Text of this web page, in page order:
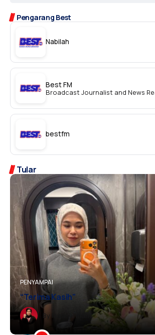
Pengarang Best
Nabilah
Best FM
Broadcast Journalist and News
bestfm
Tular
Aimansabri
PENYAMPAI
“Terima Kasih”
By Ieqanerman
PENYAMPAI
ByAimansabri
BERITA
ByFarah